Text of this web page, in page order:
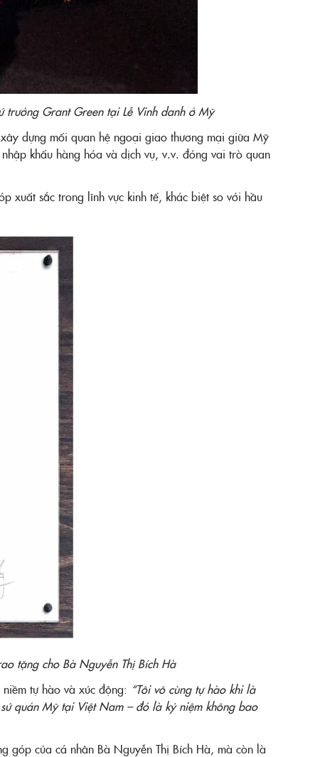
Grant Green tại Lễ Vinh danh ở Mỹ
dựng mối quan hệ ngoại giao thương mại giữa Mỹ
khẩu hàng hóa và dịch vụ, v.v. đóng vai trò quan
xuất sắc trong lĩnh vực kinh tế, khác biệt so với hầu
tặng cho Bà Nguyễn Thị Bích Hà
tự hào và xúc động: “Tôi vô cùng tự hào khi là
quán Mỹ tại Việt Nam – đó là kỷ niệm không bao
góp của cá nhân Bà Nguyễn Thị Bích Hà, mà còn là